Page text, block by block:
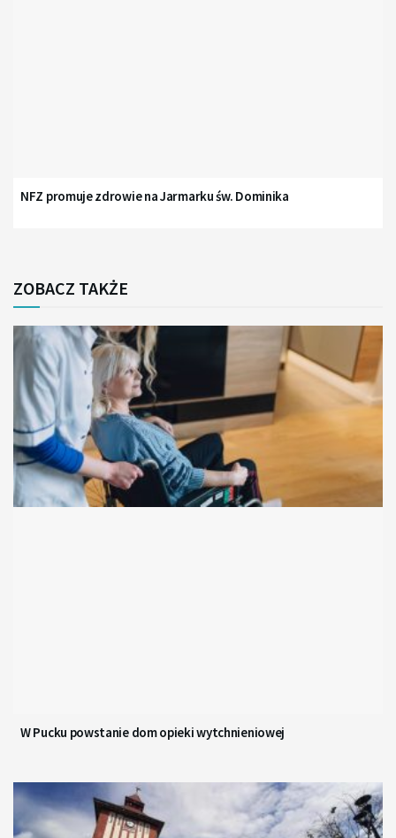
NFZ promuje zdrowie na Jarmarku św. Dominika
ZOBACZ TAKŻE
W Pucku powstanie dom opieki wytchnieniowej